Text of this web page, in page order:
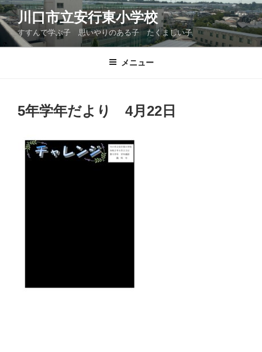
コ
ン
テ
ン
川口市立安行東小学校
すすんで学ぶ子 思いやりのある子 たくましい子
メニュー
5年学年だより 4月22日